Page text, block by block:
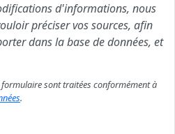
d'informations, nous
préciser vos sources, afin
dans la base de données, et
sont traitées conformément à
.